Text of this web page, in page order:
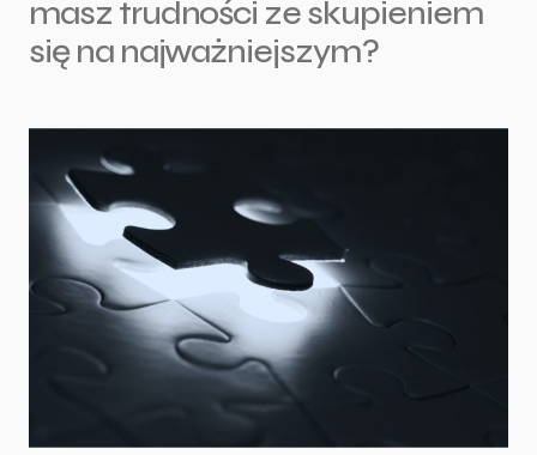
masz trudności ze skupieniem
się na najważniejszym?